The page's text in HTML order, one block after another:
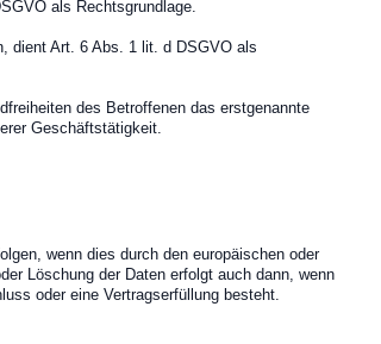
als Rechtsgrundlage.
dient Art. 6 Abs. 1 lit. d DSGVO als
des Betroffenen das erstgenannte
Geschäftstätigkeit.
wenn dies durch den europäischen oder
Löschung der Daten erfolgt auch dann, wenn
oder eine Vertragserfüllung besteht.